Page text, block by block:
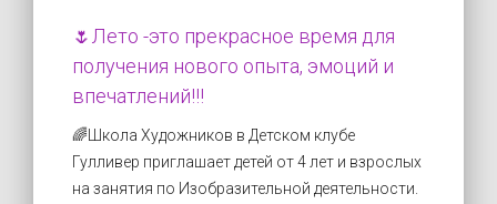
🌷Лето -это прекрасное время для
получения нового опыта, эмоций и
впечатлений!!!
🌈Школа Художников в Детском клубе
Гулливер приглашает детей от 4 лет и взрослых
на занятия по Изобразительной деятельности.